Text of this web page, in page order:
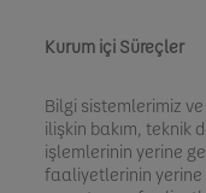
Kurum içi Süreçler
Bilgi sistemlerimiz
ilişkin bakım,
işlemlerinin yerine
faaliyetlerinin yerine